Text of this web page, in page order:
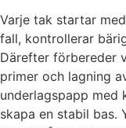
Varje tak startar
fall, kontrollerar
Därefter förbereder
primer och lagning
underlagspapp
skapa en stabil bas.